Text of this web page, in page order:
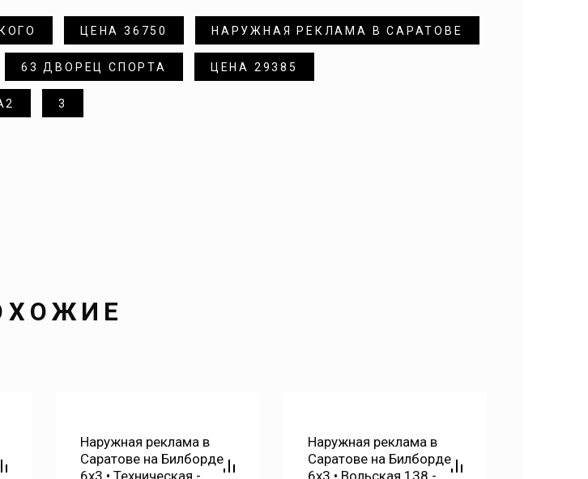
ЦЕНА 36750 НАРУЖНАЯ РЕКЛАМА В САРАТОВЕ
63 ДВОРЕЦ СПОРТА ЦЕНА 29385
3
Наружная реклама в
Саратове на Билборде
6х3 • Вольская 138 -
Саратове на Билборде
6х3 • Высокая 12 А
(между Навашина и